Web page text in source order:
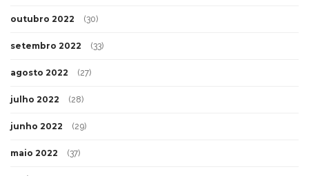
outubro 2022 (30)
setembro 2022 (33)
agosto 2022 (27)
julho 2022 (28)
junho 2022 (29)
maio 2022 (37)